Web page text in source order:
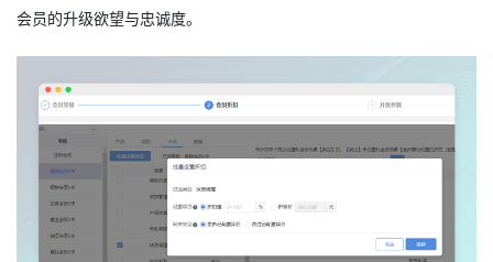
会员的升级欲望与忠诚度。